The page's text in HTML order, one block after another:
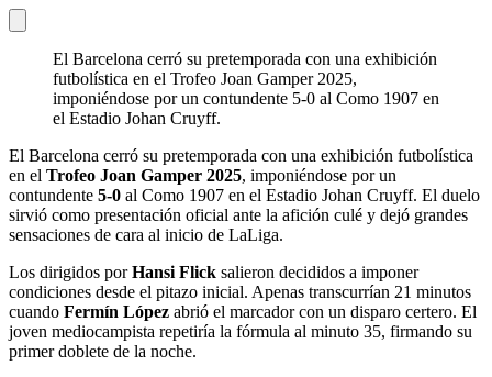
El Barcelona cerró su pretemporada con una exhibición
futbolística en el Trofeo Joan Gamper 2025,
imponiéndose por un contundente 5-0 al Como 1907 en
el Estadio Johan Cruyff.
El Barcelona cerró su pretemporada con una exhibición futbolística
en el Trofeo Joan Gamper 2025, imponiéndose por un
contundente 5-0 al Como 1907 en el Estadio Johan Cruyff. El duelo
sirvió como presentación oficial ante la afición culé y dejó grandes
sensaciones de cara al inicio de LaLiga.
Los dirigidos porHansi Flick salieron decididos a imponer
condiciones desde el pitazo inicial. Apenas transcurrían 21 minutos
cuando Fermín López abrió el marcador con un disparo certero. El
joven mediocampista repetiría la fórmula al minuto 35, firmando su
primer doblete de la noche.